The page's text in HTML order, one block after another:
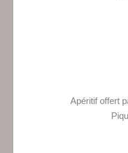
Apéritif offert